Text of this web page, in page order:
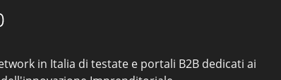
in Italia di testate e portali B2B dedicati ai